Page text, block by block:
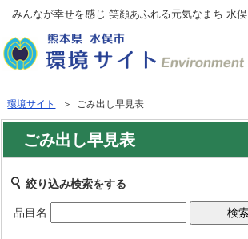
みんなが幸せを感じ 笑顔あふれる元気なまち 水俣
環境サイト ＞ ごみ出し早見表
ごみ出し早見表
絞り込み検索をする
品目名